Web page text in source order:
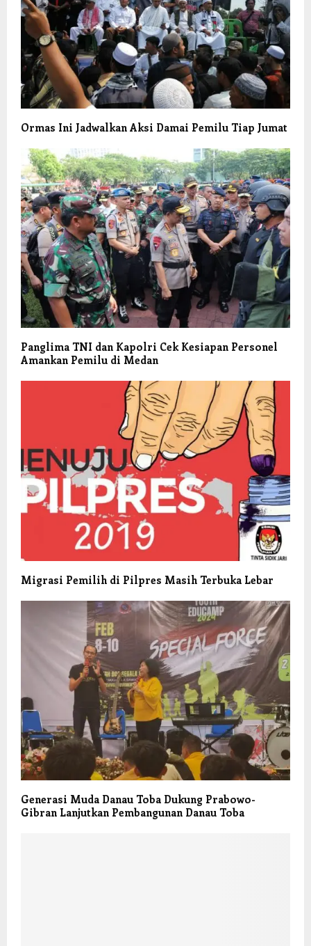
Ormas Ini Jadwalkan Aksi Damai Pemilu Tiap Jumat
Panglima TNI dan Kapolri Cek Kesiapan Personel
Amankan Pemilu di Medan
Migrasi Pemilih di Pilpres Masih Terbuka Lebar
Generasi Muda Danau Toba Dukung Prabowo-
Gibran Lanjutkan Pembangunan Danau Toba